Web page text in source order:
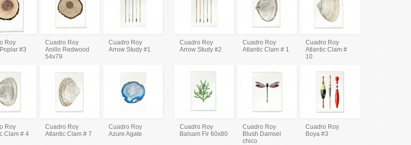
Roy
#3
Cuadro Roy
Anillo Redwood
54x79
Cuadro Roy
Arrow Study #1
Cuadro Roy
Arrow Study #2
Cuadro Roy
Atlantic Clam # 1
Cuadro Roy
Atlantic Clam #
10
Roy
Clam # 4
Cuadro Roy
Atlantic Clam # 7
Cuadro Roy
Azure Agate
Cuadro Roy
Balsam Fir 60x80
Cuadro Roy
Blush Damsel
chico
Cuadro Roy
Boya #3